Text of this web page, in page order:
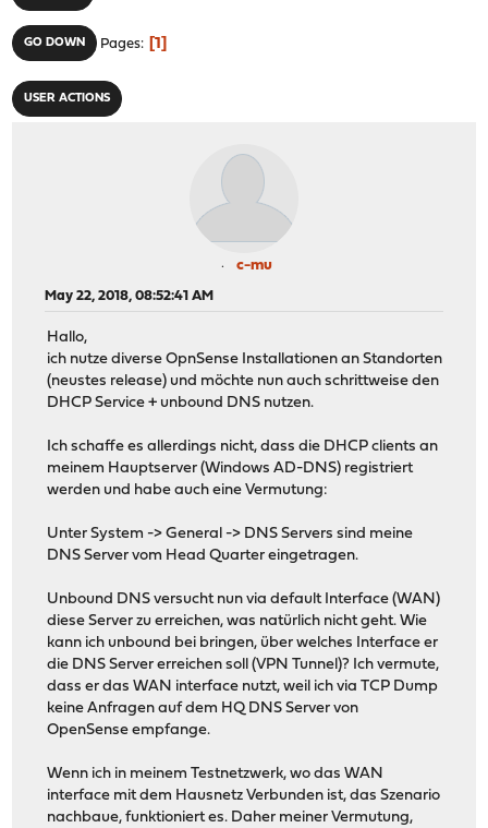
GO DOWN Pages 1
USER ACTIONS
c-mu
May 22, 2018, 08:52:41 AM
Hallo,
ich nutze diverse OpnSense Installationen an Standorten
(neustes release) und möchte nun auch schrittweise den
DHCP Service + unbound DNS nutzen.
Ich schaffe es allerdings nicht, dass die DHCP clients an
meinem Hauptserver (Windows AD-DNS) registriert
werden und habe auch eine Vermutung:
Unter System -> General -> DNS Servers sind meine
DNS Server vom Head Quarter eingetragen.
Unbound DNS versucht nun via default Interface (WAN)
diese Server zu erreichen, was natürlich nicht geht. Wie
kann ich unbound bei bringen, über welches Interface er
die DNS Server erreichen soll (VPN Tunnel)? Ich vermute,
dass er das WAN interface nutzt, weil ich via TCP Dump
keine Anfragen auf dem HQ DNS Server von
OpenSense empfange.
Wenn ich in meinem Testnetzwerk, wo das WAN
interface mit dem Hausnetz Verbunden ist, das Szenario
nachbaue, funktioniert es. Daher meiner Vermutung,